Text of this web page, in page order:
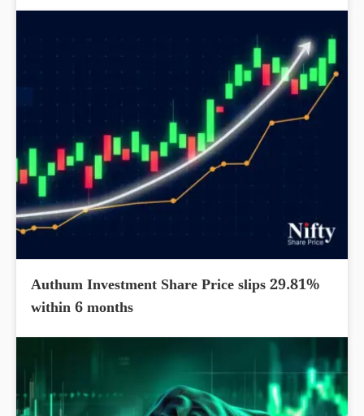
Authum Investment Share Price slips 29.81%
within 6 months